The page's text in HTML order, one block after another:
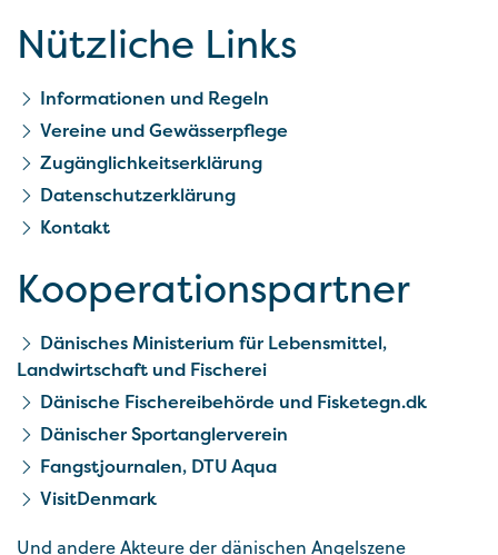
Nützliche Links
Informationen und Regeln
Vereine und Gewässerpflege
Zugänglichkeitserklärung
Datenschutzerklärung
Kontakt
Kooperationspartner
Dänisches Ministerium für Lebensmittel,
Landwirtschaft und Fischerei
Dänische Fischereibehörde und Fisketegn.dk
Dänischer Sportanglerverein
Fangstjournalen, DTU Aqua
VisitDenmark
Und andere Akteure der dänischen Angelszene